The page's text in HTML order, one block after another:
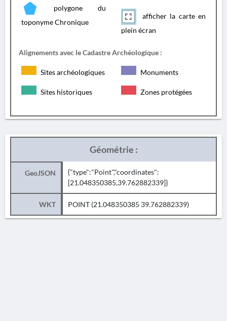
polygone du
toponyme Chronique
afficher la carte en
plein écran
Alignements avec le Cadastre Archéologique :
Sites archéologiques Monuments
Sites historiques Zones protégées
Géométrie :
GeoJSON
{"type":"Point","coordinates":
[21.048350385,39.762882339]}
WKT POINT (21.048350385 39.762882339)